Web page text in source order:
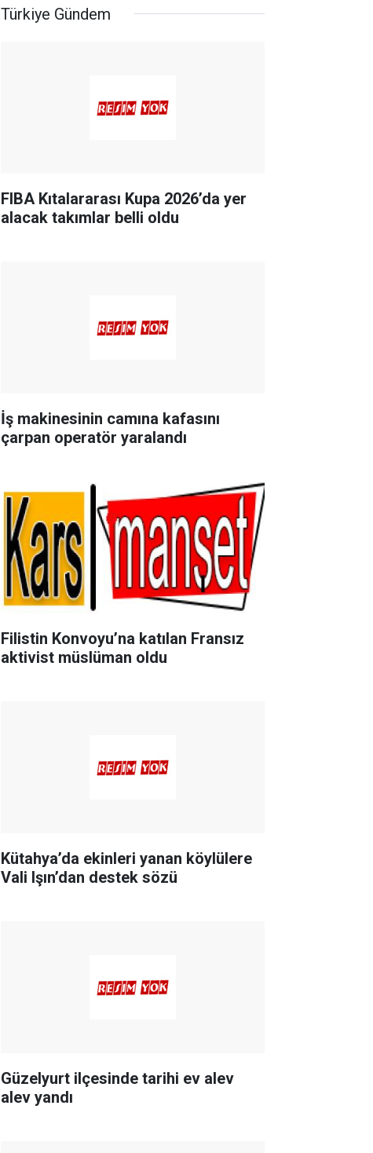
Türkiye Gündem
FIBA Kıtalararası Kupa 2026’da yer
alacak takımlar belli oldu
İş makinesinin camına kafasını
çarpan operatör yaralandı
Filistin Konvoyu’na katılan Fransız
aktivist müslüman oldu
Kütahya’da ekinleri yanan köylülere
Vali Işın’dan destek sözü
Güzelyurt ilçesinde tarihi ev alev
alev yandı